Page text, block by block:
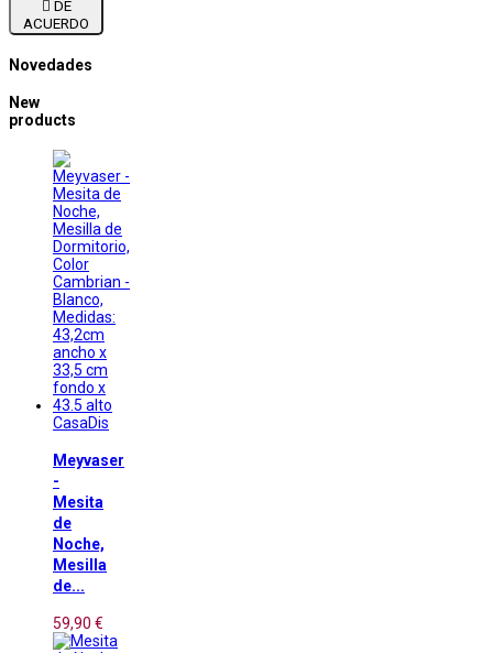

ACUERDO
Novedades
New
products
CasaDis
Meyvaser
-
Mesita
de
Noche,
Mesilla
de...
59,90 €